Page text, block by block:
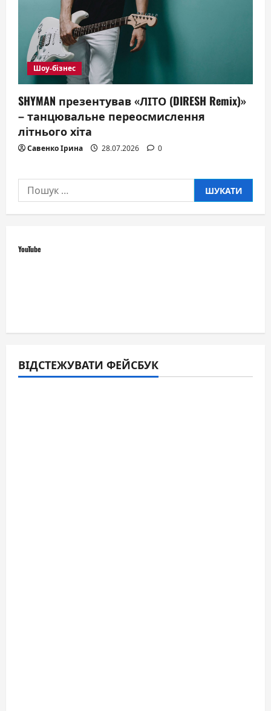
Шоу-бізнес
SHYMAN презентував «ЛІТО (DIRESH Remix)»
– танцювальне переосмислення
літнього хіта
Савенко Ірина 28.07.2026 0
Пошук:
YouTube
ВІДСТЕЖУВАТИ ФЕЙСБУК